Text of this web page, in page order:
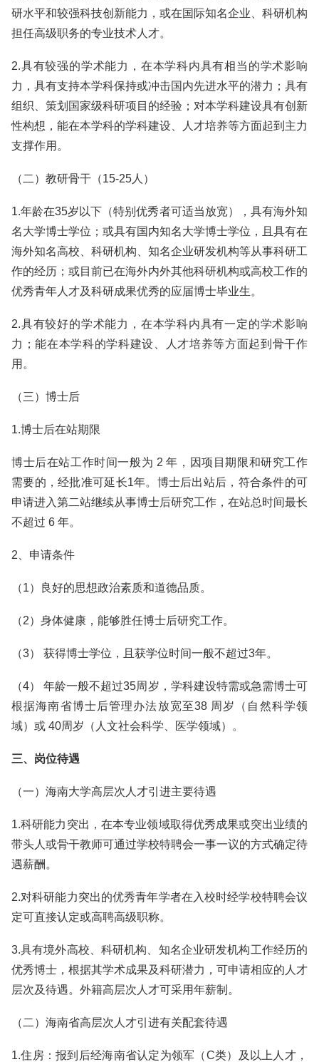
研水平和较强科技创新能力，或在国际知名企业、科研机构
担任高级职务的专业技术人才。
2.具有较强的学术能力，在本学科内具有相当的学术影响
力，具有支持本学科保持或冲击国内先进水平的潜力；具有
组织、策划国家级科研项目的经验；对本学科建设具有创新
性构想，能在本学科的学科建设、人才培养等方面起到主力
支撑作用。
（二）教研骨干（15-25人）
1.年龄在35岁以下（特别优秀者可适当放宽），具有海外知
名大学博士学位；或具有国内知名大学博士学位，且具有在
海外知名高校、科研机构、知名企业研发机构等从事科研工
作的经历；或目前已在海外内外其他科研机构或高校工作的
优秀青年人才及科研成果优秀的应届博士毕业生。
2.具有较好的学术能力，在本学科内具有一定的学术影响
力；能在本学科的学科建设、人才培养等方面起到骨干作
用。
（三）博士后
1.博士后在站期限
博士后在站工作时间一般为 2 年，因项目期限和研究工作
需要的，经批准可延长1年。博士后出站后，符合条件的可
申请进入第二站继续从事博士后研究工作，在站总时间最长
不超过 6 年。
2、申请条件
（1）良好的思想政治素质和道德品质。
（2）身体健康，能够胜任博士后研究工作。
（3） 获得博士学位，且获学位时间一般不超过3年。
（4） 年龄一般不超过35周岁，学科建设特需或急需博士可
根据海南省博士后管理办法放宽至38 周岁（自然科学领
域）或 40周岁（人文社会科学、医学领域）。
三、岗位待遇
（一）海南大学高层次人才引进主要待遇
1.科研能力突出，在本专业领域取得优秀成果或突出业绩的
带头人或骨干教师可通过学校特聘会一事一议的方式确定待
遇薪酬。
2.对科研能力突出的优秀青年学者在入校时经学校特聘会议
定可直接认定或高聘高级职称。
3.具有境外高校、科研机构、知名企业研发机构工作经历的
优秀博士，根据其学术成果及科研潜力，可申请相应的人才
层次及待遇。外籍高层次人才可采用年薪制。
（二）海南省高层次人才引进有关配套待遇
1.住房：报到后经海南省认定为领军（C类）及以上人才，